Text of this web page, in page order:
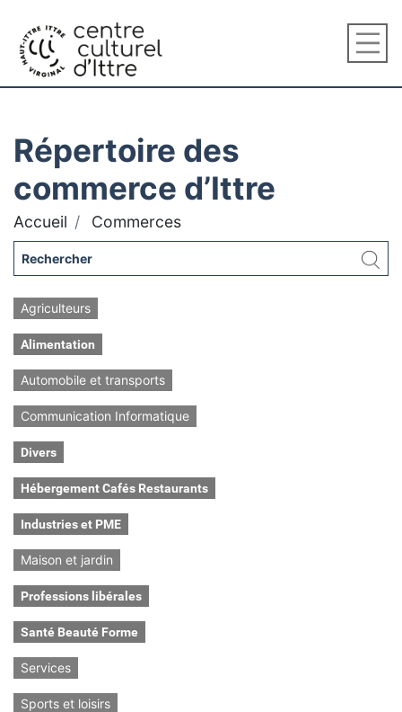
Répertoire des
commerce d’Ittre
Accueil Commerces
Agriculteurs
Alimentation
Automobile et transports
Communication Informatique
Divers
Hébergement Cafés Restaurants
Industries et PME
Maison et jardin
Professions libérales
Santé Beauté Forme
Services
Sports et loisirs